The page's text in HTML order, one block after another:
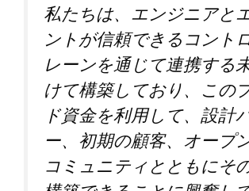
私たちは、エンジニアと
ントが信頼できるコント
レーンを通じて連携する
けて構築しており、この
ド資金を利用して、設計
ー、初期の顧客、オープ
コミュニティとともにそ